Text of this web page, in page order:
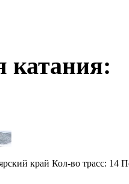
катания:
край Кол-во трасс: